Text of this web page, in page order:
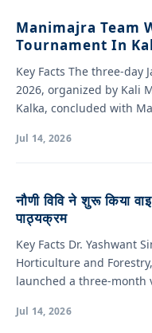
Manimajra Team
Tournament In
Key Facts The three-day
2026, organized by Kali
Kalka, concluded with
Jul 14, 2026
नौणी विवि ने शुरू किया
पाठ्यक्रम
Key Facts Dr. Yashwant
Horticulture and
launched a three-month
Jul 14, 2026